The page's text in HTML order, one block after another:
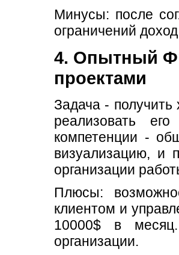
Минусы: после
ограничений
4. Опытный
проектами
Задача - получить
реализовать
компетенции -
визуализацию, и
организации
Плюсы:
клиентом и
10000$ в
организации.